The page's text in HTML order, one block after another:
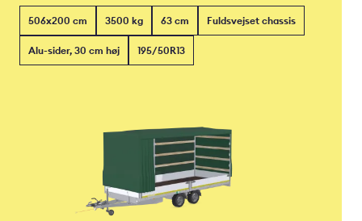
506x200 cm 3500 kg 63 cm Fuldsvejset chassis
Alu-sider, 30 cm høj 195/50R13